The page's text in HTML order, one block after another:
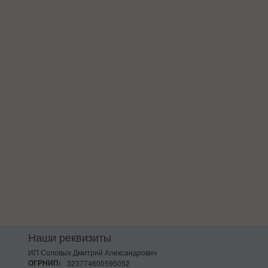
Наши реквизиты
ИП Соловых Дмитрий Александрович
ОГРНИП:
323774600595052